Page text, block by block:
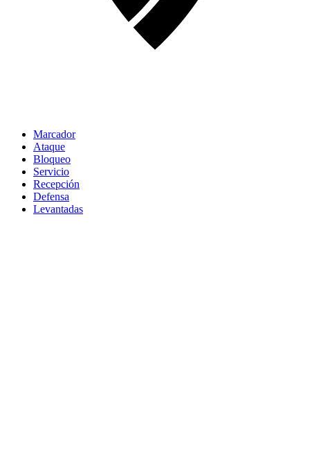
Marcador
Ataque
Bloqueo
Servicio
Recepción
Defensa
Levantadas